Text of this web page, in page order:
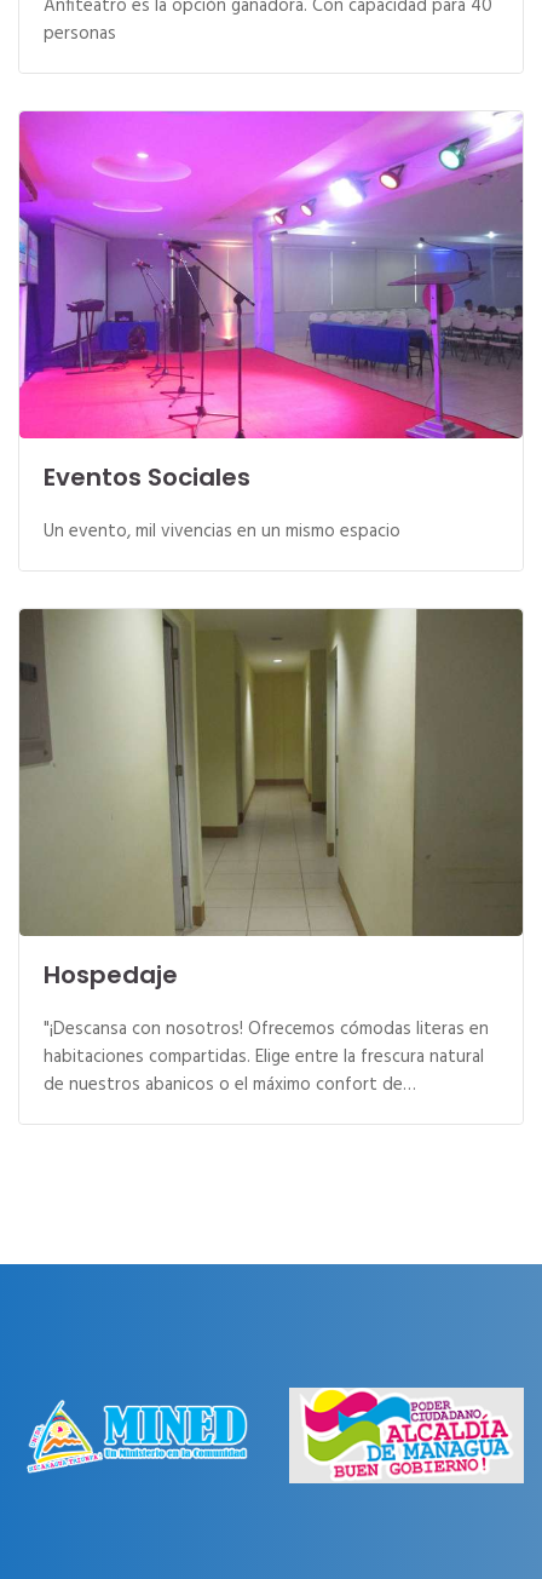
personas
Eventos Sociales
Un evento, mil vivencias en un mismo espacio
Hospedaje
"¡Descansa con nosotros! Ofrecemos cómodas literas en
habitaciones compartidas. Elige entre la frescura natural
de nuestros abanicos o el máximo confort de…